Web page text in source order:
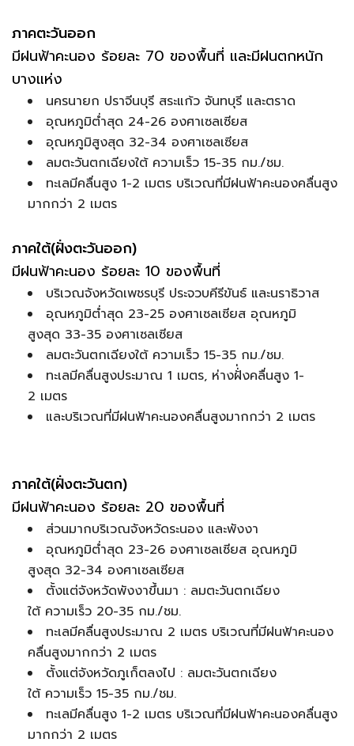
ภาคตะวันออก
มีฝนฟ้าคะนอง ร้อยละ 70 ของพื้นที่ และมีฝนตกหนัก
บางแห่ง
นครนายก ปราจีนบุรี สระแก้ว จันทบุรี และตราด
อุณหภูมิต่ำสุด 24-26 องศาเซลเซียส
อุณหภูมิสูงสุด 32-34 องศาเซลเซียส
ลมตะวันตกเฉียงใต้ ความเร็ว 15-35 กม./ชม.
ทะเลมีคลื่นสูง 1-2 เมตร บริเวณที่มีฝนฟ้าคะนองคลื่นสูง
มากกว่า 2 เมตร
ภาคใต้(ฝั่งตะวันออก)
มีฝนฟ้าคะนอง ร้อยละ 10 ของพื้นที่
บริเวณจังหวัดเพชรบุรี ประจวบคีรีขันธ์ และนราธิวาส
อุณหภูมิต่ำสุด 23-25 องศาเซลเซียส อุณหภูมิ
สูงสุด 33-35 องศาเซลเซียส
ลมตะวันตกเฉียงใต้ ความเร็ว 15-35 กม./ชม.
ทะเลมีคลื่นสูงประมาณ 1 เมตร, ห่างฝั่่งคลื่นสูง 1-
2 เมตร
และบริเวณที่มีฝนฟ้าคะนองคลื่นสูงมากกว่า 2 เมตร
ภาคใต้(ฝั่งตะวันตก)
มีฝนฟ้าคะนอง ร้อยละ 20 ของพื้นที่
ส่วนมากบริเวณจังหวัดระนอง และพังงา
อุณหภูมิต่ำสุด 23-26 องศาเซลเซียส อุณหภูมิ
สูงสุด 32-34 องศาเซลเซียส
ตั้งแต่จังหวัดพังงาขึ้นมา : ลมตะวันตกเฉียง
ใต้ ความเร็ว 20-35 กม./ชม.
ทะเลมีคลื่นสูงประมาณ 2 เมตร บริเวณที่มีฝนฟ้าคะนอง
คลื่นสูงมากกว่า 2 เมตร
ตั้งแต่จังหวัดภูเก็ตลงไป : ลมตะวันตกเฉียง
ใต้ ความเร็ว 15-35 กม./ชม.
ทะเลมีคลื่นสูง 1-2 เมตร บริเวณที่มีฝนฟ้าคะนองคลื่นสูง
มากกว่า 2 เมตร